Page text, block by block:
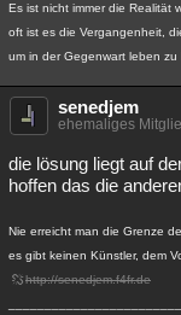
Es ist nicht immer die Realität
oft ist es die Vergangenheit,
um in der Gegenwart leben zu
senedjem
ehemaliges
die lösung liegt auf
hoffen das die
Nie erreicht man die Grenze
es gibt keinen Künstler, dem
http://senedjem.f4fr.de